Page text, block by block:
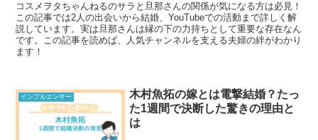
コスメヲタちゃんねるのサラと旦那さんの関係が気になる方は必見！
この記事では2人の出会いから結婚、YouTubeでの活動まで詳しく解
説しています。実は旦那さんは縁の下の力持ちとして重要な存在なん
です。この記事を読めば、人気チャンネルを支える夫婦の絆がわかり
ます！
インフルエンサー
木村魚拓の嫁とは電撃結婚？たっ
た1週間で決断した驚きの理由と
は